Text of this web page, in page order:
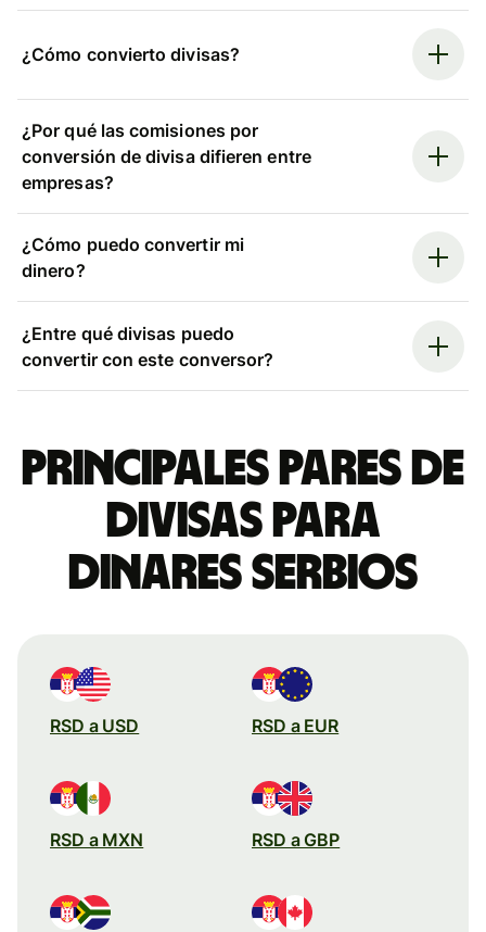
¿Cómo convierto divisas?
¿Por qué las comisiones por
conversión de divisa difieren entre
empresas?
¿Cómo puedo convertir mi
dinero?
¿Entre qué divisas puedo
convertir con este conversor?
Principales pares de
divisas para
dinares serbios
RSD a USD RSD a EUR
RSD a MXN RSD a GBP